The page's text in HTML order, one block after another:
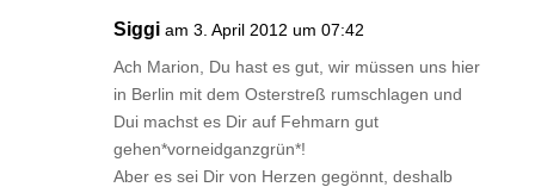
Siggi am 3. April 2012 um 07:42
Ach Marion, Du hast es gut, wir müssen uns hier
in Berlin mit dem Osterstreß rumschlagen und
Dui machst es Dir auf Fehmarn gut
gehen*vorneidganzgrün*!
Aber es sei Dir von Herzen gegönnt, deshalb